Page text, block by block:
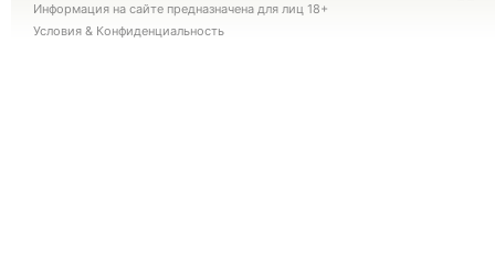
Информация на сайте предназначена для лиц 18+
Условия & Конфиденциальность